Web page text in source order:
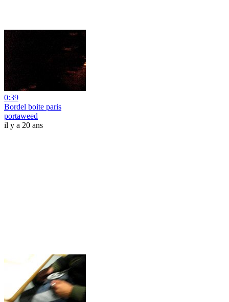
0:39
Bordel boite paris
portaweed
il y a 20 ans